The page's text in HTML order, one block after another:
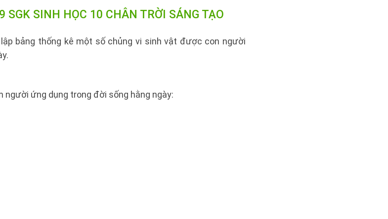
SGK SINH HỌC 10 CHÂN TRỜI SÁNG TẠO
bảng thống kê một số chủng vi sinh vật được con người
ứng dụng trong đời sống hằng ngày: